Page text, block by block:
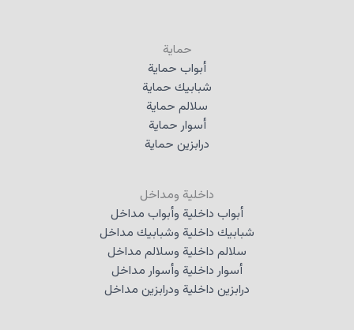
حماية
أبواب حماية
شبابيك حماية
سلالم حماية
أسوار حماية
درابزين حماية
داخلية ومداخل
أبواب داخلية وأبواب مداخل
شبابيك داخلية وشبابيك مداخل
سلالم داخلية وسلالم مداخل
أسوار داخلية وأسوار مداخل
درابزين داخلية ودرابزين مداخل